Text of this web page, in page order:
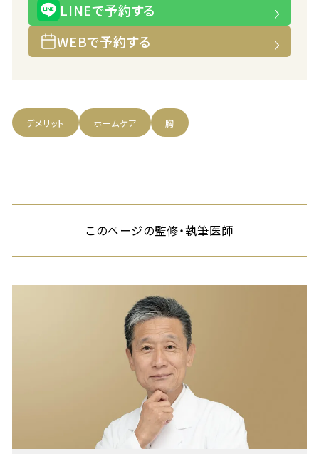
LINEで予約する
WEBで予約する
デメリット ホームケア 胸
このページの監修・執筆医師